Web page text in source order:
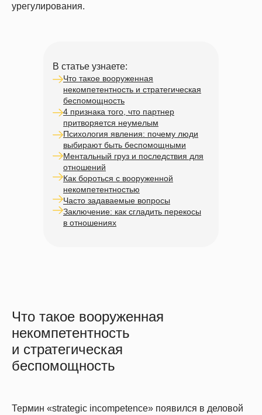
урегулирования.
В статье узнаете:
Что такое вооруженная
некомпетентность и стратегическая
беспомощность
4 признака того, что партнер
притворяется неумелым
Психология явления: почему люди
выбирают быть беспомощными
Ментальный груз и последствия для
отношений
Как бороться с вооруженной
некомпетентностью
Часто задаваемые вопросы
Заключение: как сгладить перекосы
в отношениях
Что такое вооруженная
некомпетентность
и стратегическая
беспомощность
Термин «strategic incompetence» появился в деловой